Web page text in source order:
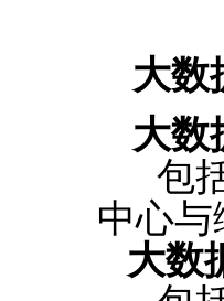
大数
大数
包括
中心
大数